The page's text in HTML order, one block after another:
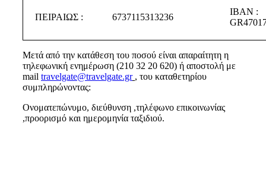
ΠΕΙΡΑΙΩΣ : 6737115313236
IBAN :
Μετά από την κατάθεση του ποσού είναι απαραίτητη η
τηλεφωνική ενημέρωση (210 32 20 620) ή αποστολή με
mail travelgate@travelgate.gr , του καταθετηρίου
συμπληρώνοντας:
Ονοματεπώνυμο, διεύθυνση ,τηλέφωνο επικοινωνίας
,προορισμό και ημερομηνία ταξιδιού.